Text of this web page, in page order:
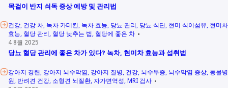
목걸이 반지 쇠독 증상 예방 및 관리법
건강 건강 차 녹차 카테킨 녹차 효능 당뇨 관리 당뇨 식단 현미 식이섬유 현미차
효능 혈당 관리 혈당 낮추는 법 혈당에 좋은 차
4 8월 2025
당뇨 혈당 관리에 좋은 차가 있다? 녹차, 현미차 효능과 섭취법
강아지 경련 강아지 뇌수막염 강아지 질병 건강 뇌수두증 뇌수막염 증상 동물병
원 반려견 건강 소형견 뇌질환 자가면역성 MRI 검사